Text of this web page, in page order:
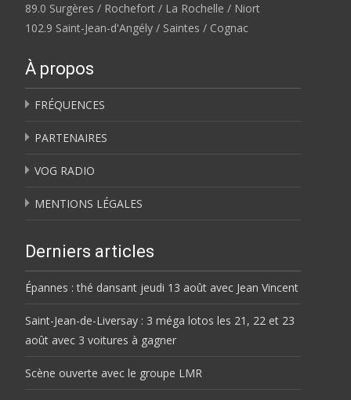
89.0 Surgères / Rochefort / La Rochelle / Niort
102.9 Saint-Jean-d'Angély / Saintes / Cognac
À propos
FRÉQUENCES
PARTENAIRES
VOG RADIO
MENTIONS LÉGALES
Derniers articles
Épannes : thé dansant jeudi 13 août avec Jean Vincent
Saint-Jean-de-Liversay : 3 méga lotos les 21, 22 et 23
août avec 3 voitures à gagner
Scène ouverte avec le groupe LMR